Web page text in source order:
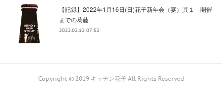
【記録】2022年1月16日(日)花子新年会（宴）其１ 開催
までの葛藤
2022.02.12 07:52
Copyright © 2019 キッチン花子 All Rights Reserved